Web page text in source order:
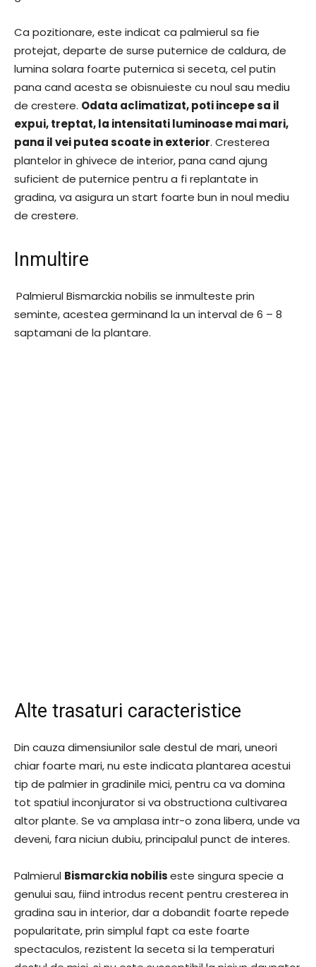
Ca pozitionare, este indicat ca palmierul sa fie
protejat, departe de surse puternice de caldura, de
lumina solara foarte puternica si seceta, cel putin
pana cand acesta se obisnuieste cu noul sau mediu
de crestere. Odata aclimatizat, poti incepe sa il
expui, treptat, la intensitati luminoase mai mari,
pana il vei putea scoate in exterior. Cresterea
plantelor in ghivece de interior, pana cand ajung
suficient de puternice pentru a fi replantate in
gradina, va asigura un start foarte bun in noul mediu
de crestere.
Inmultire
Palmierul Bismarckia nobilis se inmulteste prin
seminte, acestea germinand la un interval de 6 – 8
saptamani de la plantare.
Alte trasaturi caracteristice
Din cauza dimensiunilor sale destul de mari, uneori
chiar foarte mari, nu este indicata plantarea acestui
tip de palmier in gradinile mici, pentru ca va domina
tot spatiul inconjurator si va obstructiona cultivarea
altor plante. Se va amplasa intr-o zona libera, unde va
deveni, fara niciun dubiu, principalul punct de interes.
Palmierul Bismarckia nobiliseste singura specie a
genului sau, fiind introdus recent pentru cresterea in
gradina sau in interior, dar a dobandit foarte repede
popularitate, prin simplul fapt ca este foarte
spectaculos, rezistent la seceta si la temperaturi